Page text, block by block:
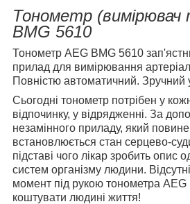
Тонометр (вимірювач
BMG 5610
Тонометр AEG BMG 5610
прилад для вимірювання
Повністю автоматичний. Зручний
Сьогодні тонометр потрібен у
відпочинку, у відрядженні. За
незамінного приладу, який
встановлюється стан серцево-
підставі чого лікар зробить опис
систем організму людини.
момент під рукою тонометра
коштувати людині життя!